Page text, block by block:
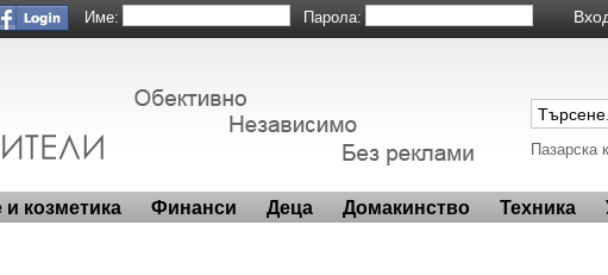
Име: Парола:
Пазарска
и козметика Финанси Деца Домакинство Техника